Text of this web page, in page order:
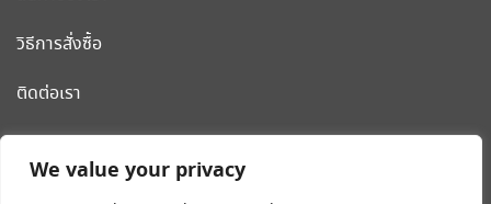
We value your privacy
โรงงานผลิต รถเข็นสแตนเลส รถเข็นโรงแรม เครื่องมือและอุปกรณ์
วิธีการสั่งซื้อ
ติดต่อเรา